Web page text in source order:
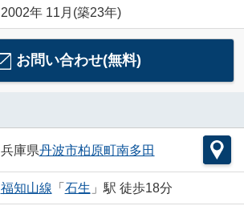
2002年 11月(築23年)
お問い合わせ(無料)
兵庫県丹波市柏原町南多田
福知山線 「 石生 」駅 徒歩18分